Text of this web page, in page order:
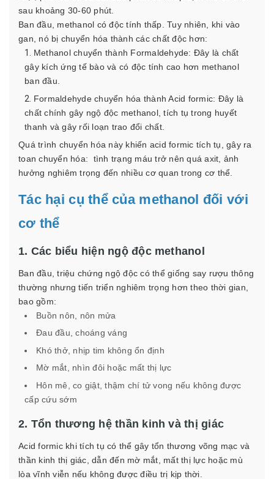
sau khoảng 30-60 phút.
Ban đầu, methanol có độc tính thấp. Tuy nhiên, khi vào
gan, nó bị chuyển hóa thành các chất độc hơn:
Methanol chuyển thành Formaldehyde: Đây là chất
gây kích ứng tế bào và có độc tính cao hơn methanol
ban đầu.
Formaldehyde chuyển hóa thành Acid formic: Đây là
chất chính gây ngộ độc methanol, tích tụ trong huyết
thanh và gây rối loạn trao đổi chất.
Quá trình chuyển hóa này khiến acid formic tích tụ, gây ra
toan chuyển hóa: tình trạng máu trở nên quá axit, ảnh
hưởng nghiêm trọng đến nhiều cơ quan trong cơ thể.
Tác hại cụ thể của methanol đối với
cơ thể
1. Các biểu hiện ngộ độc methanol
Ban đầu, triệu chứng ngộ độc có thể giống say rượu thông
thường nhưng tiến triển nghiêm trọng hơn theo thời gian,
bao gồm:
Buồn nôn, nôn mửa
Đau đầu, choáng váng
Khó thở, nhịp tim không ổn định
Mờ mắt, nhìn đôi hoặc mất thị lực
Hôn mê, co giật, thậm chí tử vong nếu không được
cấp cứu sớm
2. Tổn thương hệ thần kinh và thị giác
Acid formic khi tích tụ có thể gây tổn thương võng mạc và
thần kinh thị giác, dẫn đến mờ mắt, mất thị lực hoặc mù
lòa vĩnh viễn nếu không được điều trị kịp thời.